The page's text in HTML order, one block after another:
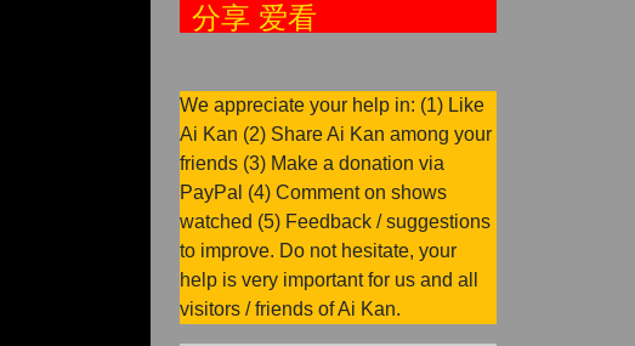
分享 爱看
We appreciate your help in: (1) Like
Ai Kan (2) Share Ai Kan among your
friends (3) Make a donation via
PayPal (4) Comment on shows
watched (5) Feedback / suggestions
to improve. Do not hesitate, your
help is very important for us and all
visitors / friends of Ai Kan.